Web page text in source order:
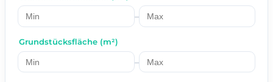
–
Grundstücksfläche (m²)
–